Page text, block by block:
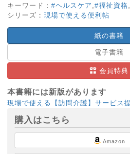
キーワード： #ヘルスケア #福祉資格
シリーズ： 現場で使える便利帖
紙の書籍
電子書籍
会員特典
本書籍には新版があります
現場で使える【訪問介護】サービス
購入はこちら
Amazon